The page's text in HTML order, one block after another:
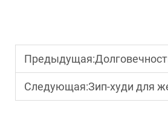
Предыдущая:Долговечность тренда на брюки с
Следующая:Зип-худи для женщин, спортивный стиль: